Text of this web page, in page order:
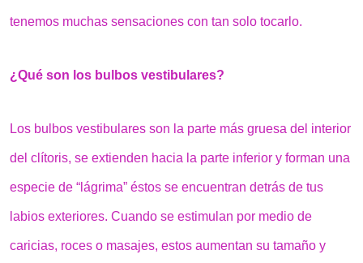
tenemos muchas sensaciones con tan solo tocarlo.
¿Qué son los bulbos vestibulares?
Los bulbos vestibulares son la parte más gruesa del interior
del clítoris, se extienden hacia la parte inferior y forman una
especie de “lágrima” éstos se encuentran detrás de tus
labios exteriores. Cuando se estimulan por medio de
caricias, roces o masajes, estos aumentan su tamaño y